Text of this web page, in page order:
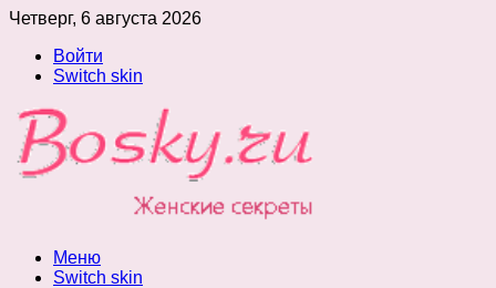
Четверг, 6 августа 2026
Войти
Switch skin
Меню
Switch skin